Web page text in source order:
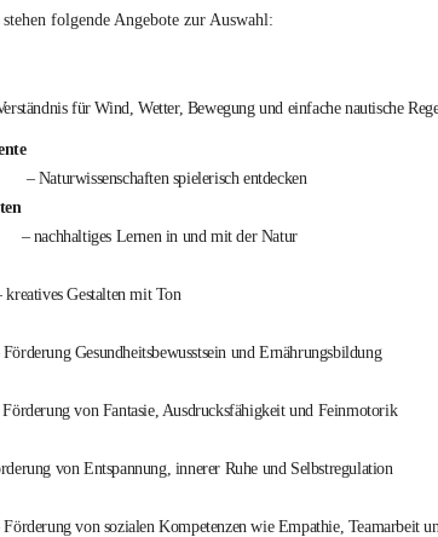
folgende Angebote zur Auswahl:
für Wind, Wetter, Bewegung und einfache nautische
– Naturwissenschaften spielerisch entdecken
– nachhaltiges Lernen in und mit der Natur
kreatives Gestalten mit Ton
Förderung Gesundheitsbewusstsein und Ernährungsbildung
Förderung von Fantasie, Ausdrucksfähigkeit und Feinmotorik
von Entspannung, innerer Ruhe und Selbstregulation
Förderung von sozialen Kompetenzen wie Empathie, Teamarbeit